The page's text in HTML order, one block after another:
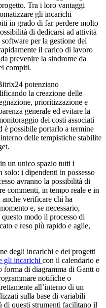
Tra i loro vantaggi
gli incarichi
in grado di far perdere molto
di dedicarsi ad attività
per la gestione dei
il carico di lavoro
prevenire la sindrome da
compiti.
potenziano
la creazione delle
prioritizzazione e
generale ed evitare la
dei costi associati
è possibile portarlo a termine
delle tempistiche stabilite
un unico spazio tutti i
solo: i dipendenti in possesso
avranno la possibilità di
commenti, in tempo reale e in
verificare chi ha
e, se necessario,
modo il processo di
e reso più rapido e agile,
degli incarichi e dei progetti
gli incarichi con il calendario e
forma di diagramma di Gantt o
notifiche o
all’interno di un
sulla base di variabili
di questi strumenti facilitano il